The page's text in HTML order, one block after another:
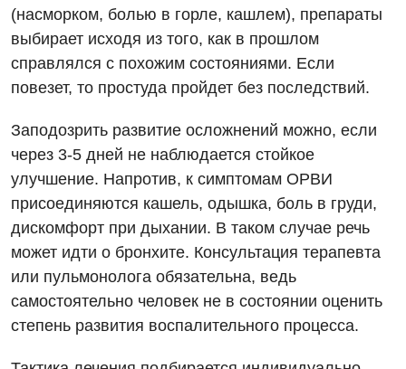
УЗИ
Эндоскопическое отделение
Акушерство и гинекология
Аллергология, иммунология
Андрология
Бесплатные услуги
Вакцинация
Гастроэнтерология
Гинекологическое отделение
Отделение неотложных состояний
Офтальмологическое отделение
Скорая медицинская помощь
Терапевтическое отделение
Травматологическое отделение
Урологическое отделение
Эндоскопическое отделение
Лечение острого инфаркта
Национальный скрининг здоровья 40+
Русский
(насморком, болью в горле, кашлем), препараты
выбирает исходя из того, как в прошлом
справлялся с похожим состояниями. Если
повезет, то простуда пройдет без последствий.
Заподозрить развитие осложнений можно, если
через 3-5 дней не наблюдается стойкое
улучшение. Напротив, к симптомам ОРВИ
присоединяются кашель, одышка, боль в груди,
дискомфорт при дыхании. В таком случае речь
может идти о бронхите. Консультация терапевта
или пульмонолога обязательна, ведь
самостоятельно человек не в состоянии оценить
степень развития воспалительного процесса.